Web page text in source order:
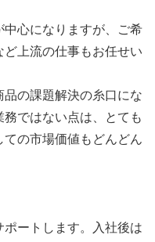
心になりますが、ご希
上流の仕事もお任せい
の課題解決の糸口にな
ではない点は、とても
の市場価値もどんどん
ートします。入社後は